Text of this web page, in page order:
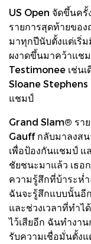
US Open จัดขึ้นค
รายการสุดท้ายของ
มาทุกปีนับตั้งแต่เริ่
ผงาดขึ้นมาคว้าแชม
Testimonee เช่น
Sloane Stephens
แชมป์
Grand Slam® รา
Gauff กลับมาลงส
เพื่อป้องกันแชมป์ แ
ชัยชนะมาแล้ว เธอ
ความรู้สึกที่บ้าระห่
ฉันจะรู้สึกแบบนั้นอี
และช่วงเวลาที่ทำไ
ไว้เสียอีก ฉันทำงา
รับความเชื่อมั่นตั้งแ